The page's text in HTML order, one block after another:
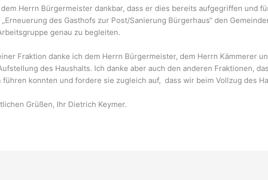
Herrn Bürgermeister dankbar, dass er dies bereits aufgegriffen und
„Erneuerung des Gasthofs zur Post/Sanierung Bürgerhaus“ den
genau zu begleiten.
Fraktion danke ich dem Herrn Bürgermeister, dem Herrn Kämmerer
des Haushalts. Ich danke aber auch den anderen Fraktionen,
führen konnten und fordere sie zugleich auf, dass wir beim Vollzug
Grüßen, Ihr Dietrich Keymer.